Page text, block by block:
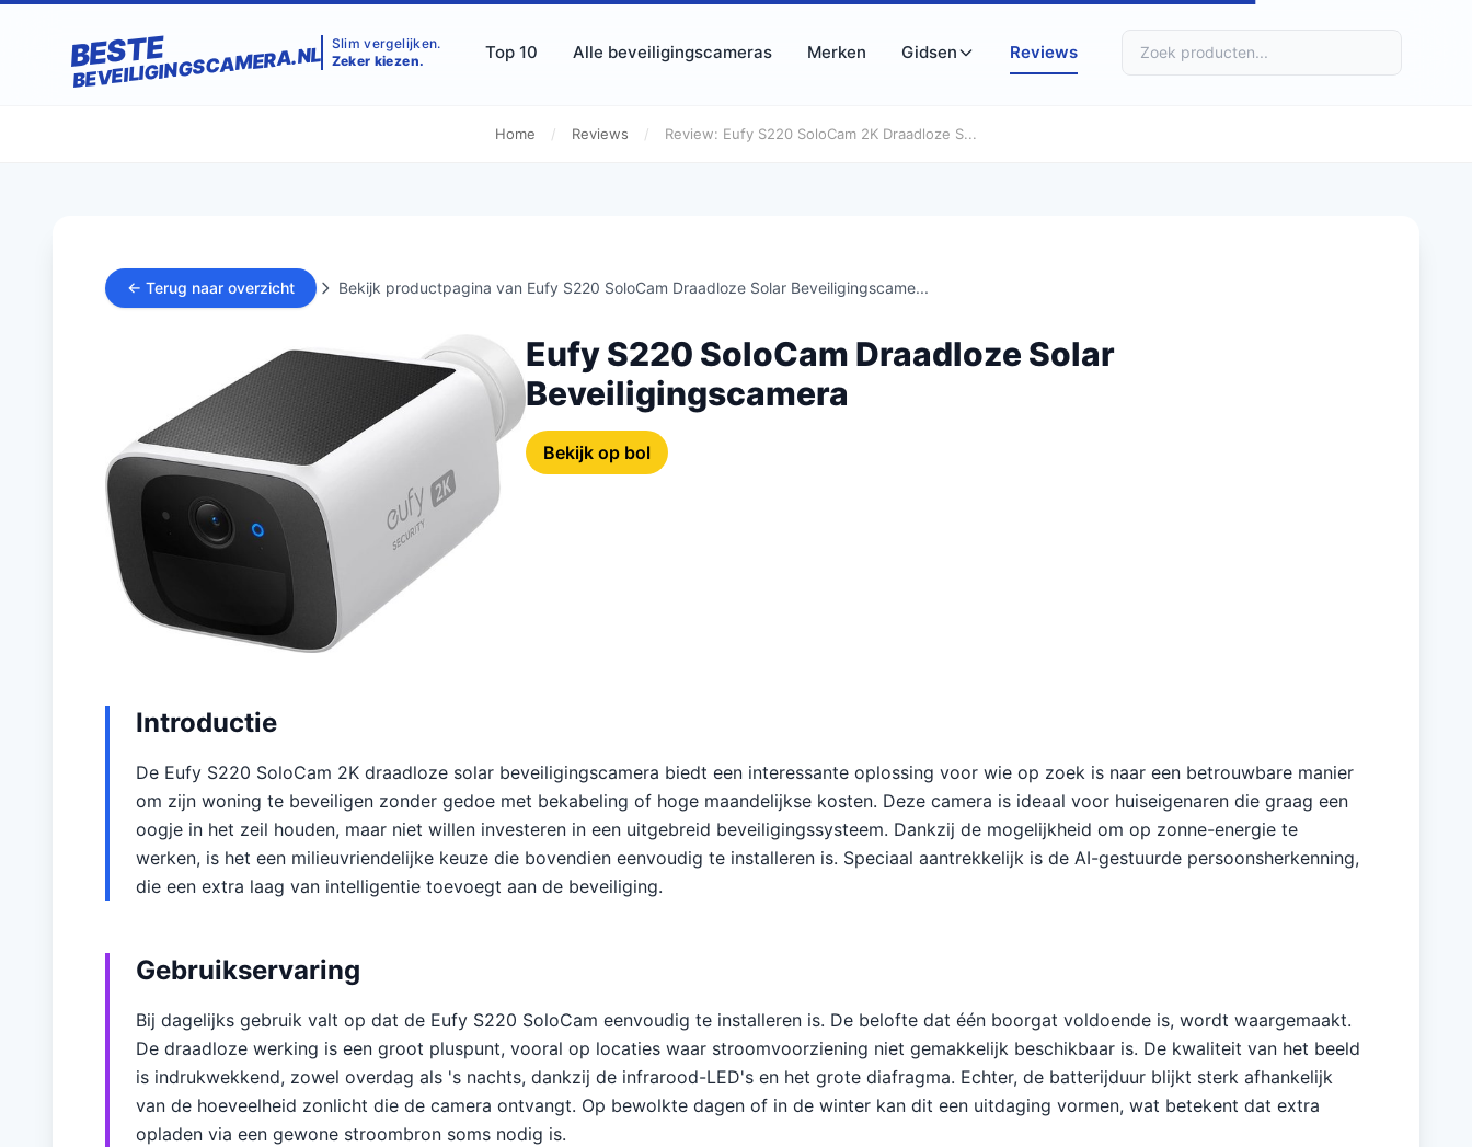
BESTE
BEVEILIGINGSCAMERA.NL Slim vergelijken.
Zeker kiezen.
Top 10 Alle beveiligingscameras Merken Gidsen Reviews
Home / Reviews / Review: Eufy S220 SoloCam 2K Draadloze S...
← Terug naar overzicht Bekijk productpagina van Eufy S220 SoloCam Draadloze Solar Beveiligingscame...
Eufy S220 SoloCam Draadloze Solar
Beveiligingscamera
Bekijk op bol
Introductie
De Eufy S220 SoloCam 2K draadloze solar beveiligingscamera biedt een interessante oplossing voor wie op zoek is naar een betrouwbare manier
om zijn woning te beveiligen zonder gedoe met bekabeling of hoge maandelijkse kosten. Deze camera is ideaal voor huiseigenaren die graag een
oogje in het zeil houden, maar niet willen investeren in een uitgebreid beveiligingssysteem. Dankzij de mogelijkheid om op zonne-energie te
werken, is het een milieuvriendelijke keuze die bovendien eenvoudig te installeren is. Speciaal aantrekkelijk is de AI-gestuurde persoonsherkenning,
die een extra laag van intelligentie toevoegt aan de beveiliging.
Gebruikservaring
Bij dagelijks gebruik valt op dat de Eufy S220 SoloCam eenvoudig te installeren is. De belofte dat één boorgat voldoende is, wordt waargemaakt.
De draadloze werking is een groot pluspunt, vooral op locaties waar stroomvoorziening niet gemakkelijk beschikbaar is. De kwaliteit van het beeld
is indrukwekkend, zowel overdag als 's nachts, dankzij de infrarood-LED's en het grote diafragma. Echter, de batterijduur blijkt sterk afhankelijk
van de hoeveelheid zonlicht die de camera ontvangt. Op bewolkte dagen of in de winter kan dit een uitdaging vormen, wat betekent dat extra
opladen via een gewone stroombron soms nodig is.